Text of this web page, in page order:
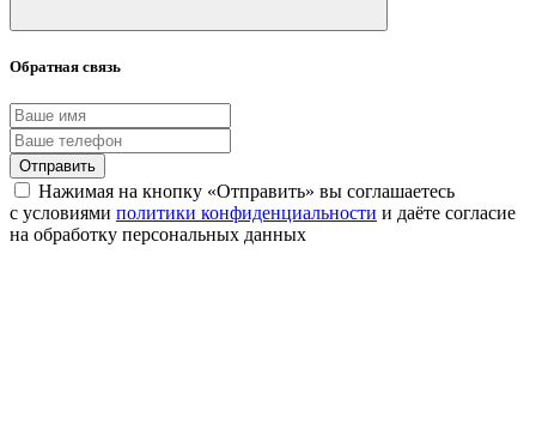
Обратная связь
Отправить
Нажимая на кнопку «Отправить» вы соглашаетесь
с условиями политики конфиденциальности и даёте согласие
на обработку персональных данных